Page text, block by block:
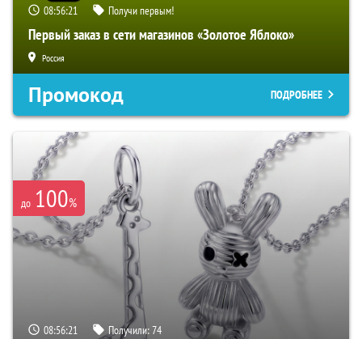
08:56:20 Получи первым!
Первый заказ в сети магазинов «Золотое Яблоко»
Россия
Промокод ПОДРОБНЕЕ
до 100%
08:56:20 Получили:74